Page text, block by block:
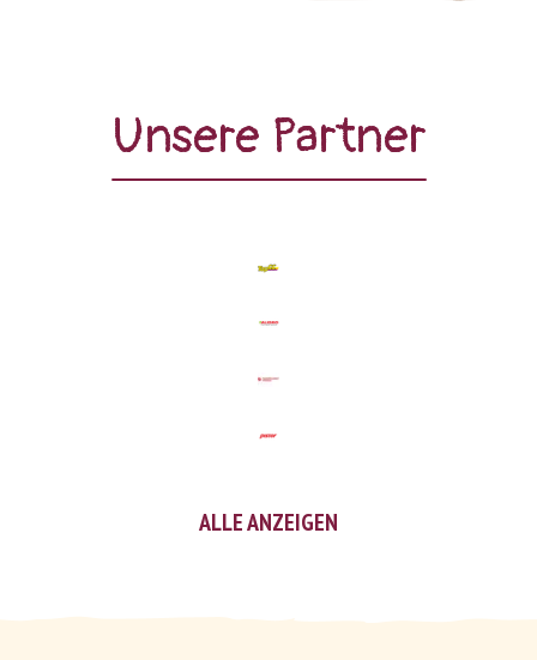
Unsere Partner
ALLE ANZEIGEN